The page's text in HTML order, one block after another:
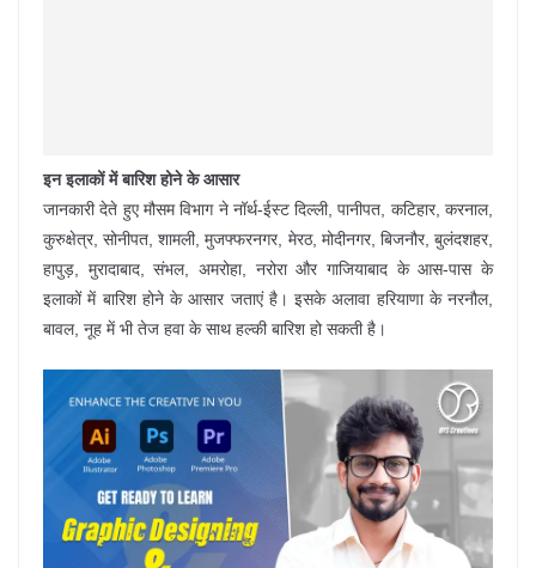
इन इलाकों में बारिश होने के आसार
जानकारी देते हुए मौसम विभाग ने नॉर्थ-ईस्ट दिल्ली, पानीपत, कटिहार, करनाल,
कुरुक्षेत्र, सोनीपत, शामली, मुजफ्फरनगर, मेरठ, मोदीनगर, बिजनौर, बुलंदशहर,
हापुड़, मुरादाबाद, संभल, अमरोहा, नरोरा और गाजियाबाद के आस-पास के
इलाकों में बारिश होने के आसार जताएं है। इसके अलावा हरियाणा के नरनौल,
बावल, नूह में भी तेज हवा के साथ हल्की बारिश हो सकती है।